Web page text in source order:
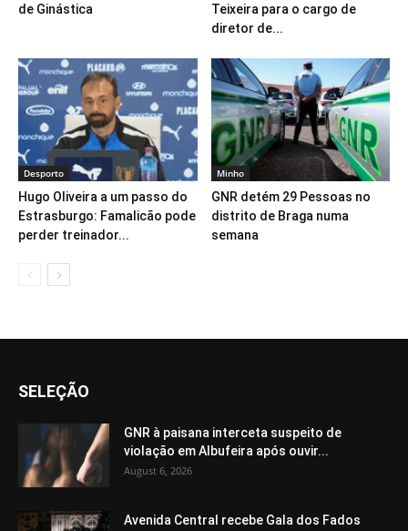
de Ginástica
Teixeira para o cargo de
diretor de...
Desporto
Hugo Oliveira a um passo do
Estrasburgo: Famalicão pode
perder treinador...
Minho
GNR detém 29 Pessoas no
distrito de Braga numa
semana
SELEÇÃO
GNR à paisana interceta suspeito de
violação em Albufeira após ouvir...
August 6, 2026
Avenida Central recebe Gala dos Fados